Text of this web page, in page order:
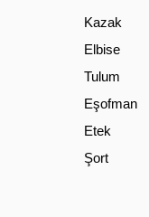
Kazak
Elbise
Tulum
Eşofman
Etek
Şort